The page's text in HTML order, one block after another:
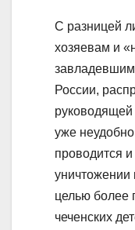
С разницей
хозяевам и
России,
руководящей
уже
проводится
уничтожении
целью более
чеченских